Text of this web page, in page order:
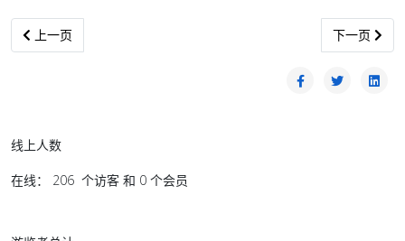
上一篇文章: 肯雅兰党：出产丰富石油与天然气 燃油定价权应逐步归
上一页 下一篇文章:
下一页
线上人数
在线： 206 个访客 和 0 个会员